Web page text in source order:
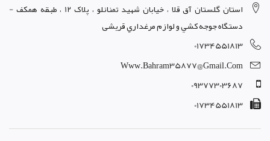
استان گلستان آق قلا ، خيابان شهيد تمنانلو ، پلاک 12 ، طبقه همکف -
دستگاه جوجه کشي و لوازم مرغداري قریشی
01734551813
Www.bahram35877@gmail.com
09377303687
01734551813